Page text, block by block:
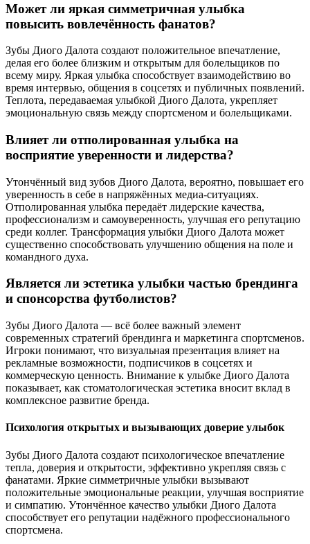
Может ли яркая симметричная улыбка
повысить вовлечённость фанатов?
Зубы Диого Далота создают положительное впечатление,
делая его более близким и открытым для болельщиков по
всему миру. Яркая улыбка способствует взаимодействию во
время интервью, общения в соцсетях и публичных появлений.
Теплота, передаваемая улыбкой Диого Далота, укрепляет
эмоциональную связь между спортсменом и болельщиками.
Влияет ли отполированная улыбка на
восприятие уверенности и лидерства?
Утончённый вид зубов Диого Далота, вероятно, повышает его
уверенность в себе в напряжённых медиа-ситуациях.
Отполированная улыбка передаёт лидерские качества,
профессионализм и самоуверенность, улучшая его репутацию
среди коллег. Трансформация улыбки Диого Далота может
существенно способствовать улучшению общения на поле и
командного духа.
Является ли эстетика улыбки частью брендинга
и спонсорства футболистов?
Зубы Диого Далота — всё более важный элемент
современных стратегий брендинга и маркетинга спортсменов.
Игроки понимают, что визуальная презентация влияет на
рекламные возможности, подписчиков в соцсетях и
коммерческую ценность. Внимание к улыбке Диого Далота
показывает, как стоматологическая эстетика вносит вклад в
комплексное развитие бренда.
Психология открытых и вызывающих доверие улыбок
Зубы Диого Далота создают психологическое впечатление
тепла, доверия и открытости, эффективно укрепляя связь с
фанатами. Яркие симметричные улыбки вызывают
положительные эмоциональные реакции, улучшая восприятие
и симпатию. Утончённое качество улыбки Диого Далота
способствует его репутации надёжного профессионального
спортсмена.